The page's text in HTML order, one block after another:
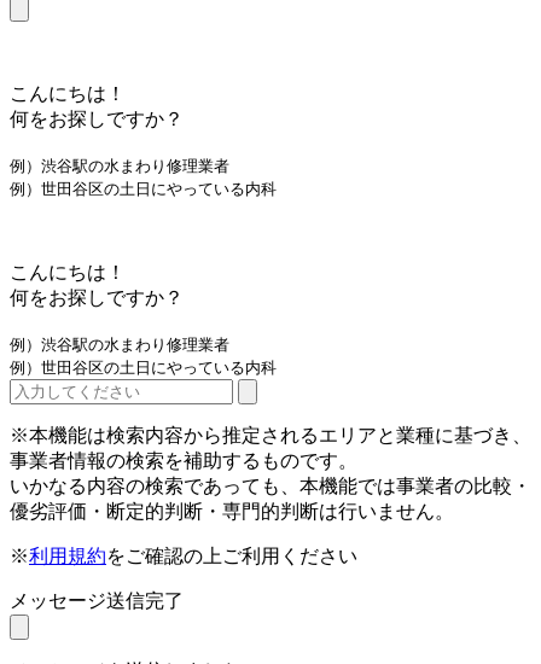
こんにちは！
何をお探しですか？
例）渋谷駅の水まわり修理業者
例）世田谷区の土日にやっている内科
こんにちは！
何をお探しですか？
例）渋谷駅の水まわり修理業者
例）世田谷区の土日にやっている内科
※本機能は検索内容から推定されるエリアと業種に基づき、
事業者情報の検索を補助するものです。
いかなる内容の検索であっても、本機能では事業者の比較・
優劣評価・断定的判断・専門的判断は行いません。
※利用規約をご確認の上ご利用ください
メッセージ送信完了